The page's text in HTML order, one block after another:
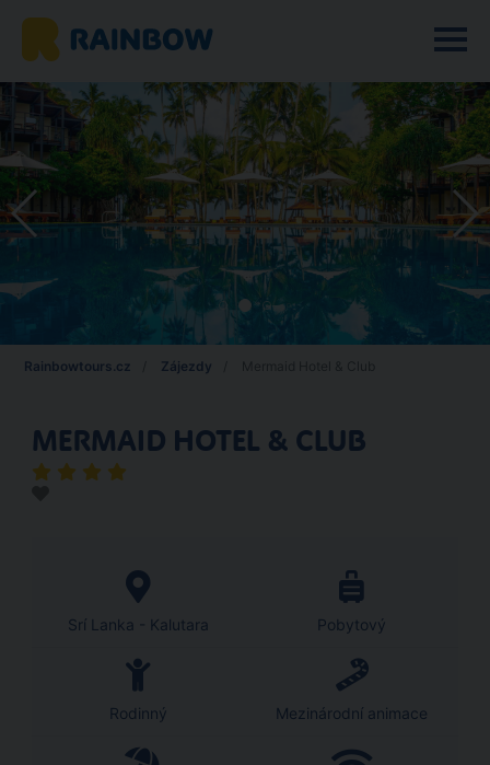
Rainbowtours.cz Zájezdy
MERMAID HOTEL & CLUB
Srí Lanka - Kalutara Pobytový
Rodinný Mezinárodní animace